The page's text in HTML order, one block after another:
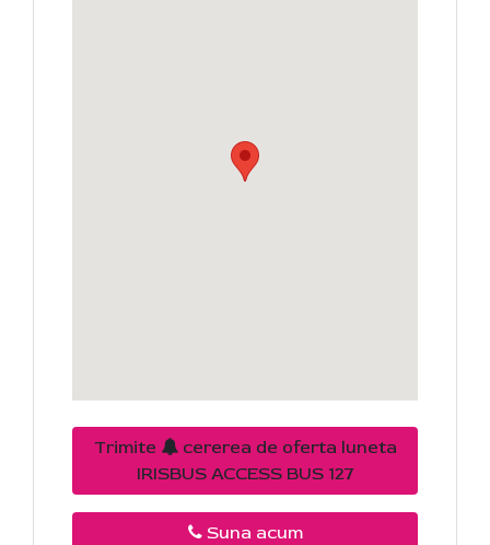
Trimite
cererea de oferta luneta
IRISBUS ACCESS BUS 127
Suna acum